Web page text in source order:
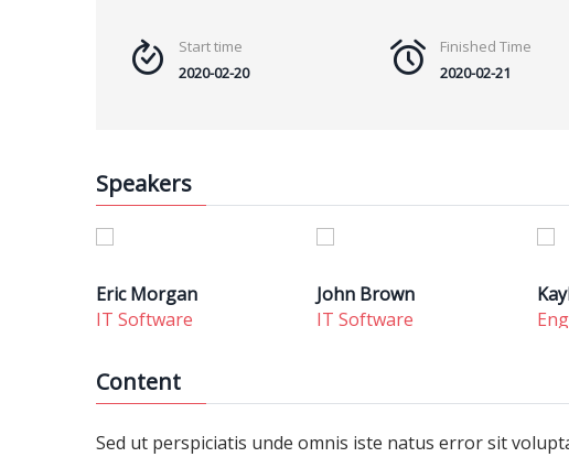
Start time
2020-02-20
Finished Time
2020-02-21
Speakers
Eric Morgan
IT Software
John Brown
IT Software
Content
Sed ut perspiciatis unde omnis iste natus error sit